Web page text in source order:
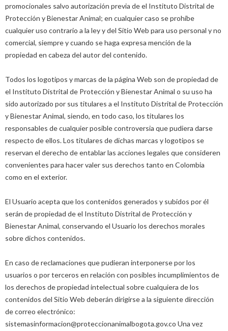
promocionales salvo autorización previa de el Instituto Distrital de
Protección y Bienestar Animal; en cualquier caso se prohíbe
cualquier uso contrario a la ley y del Sitio Web para uso personal y no
comercial, siempre y cuando se haga expresa mención de la
propiedad en cabeza del autor del contenido.
Todos los logotipos y marcas de la página Web son de propiedad de
el Instituto Distrital de Protección y Bienestar Animal o su uso ha
sido autorizado por sus titulares a el Instituto Distrital de Protección
y Bienestar Animal, siendo, en todo caso, los titulares los
responsables de cualquier posible controversia que pudiera darse
respecto de ellos. Los titulares de dichas marcas y logotipos se
reservan el derecho de entablar las acciones legales que consideren
convenientes para hacer valer sus derechos tanto en Colombia
como en el exterior.
El Usuario acepta que los contenidos generados y subidos por él
serán de propiedad de el Instituto Distrital de Protección y
Bienestar Animal, conservando el Usuario los derechos morales
sobre dichos contenidos.
En caso de reclamaciones que pudieran interponerse por los
usuarios o por terceros en relación con posibles incumplimientos de
los derechos de propiedad intelectual sobre cualquiera de los
contenidos del Sitio Web deberán dirigirse a la siguiente dirección
de correo electrónico:
sistemasinformacion@proteccionanimalbogota.gov.co Una vez